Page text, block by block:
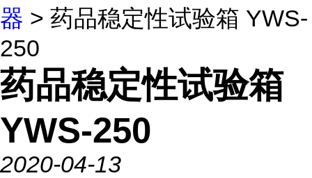
器 > 药品稳定性试验箱 YWS-
250
药品稳定性试验箱
YWS-250
2020-04-13